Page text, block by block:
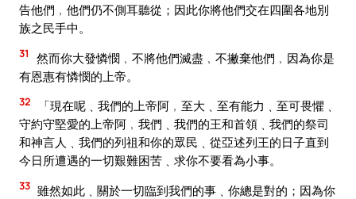
告他們﹐他們仍不側耳聽從；因此你將他們交在四圍各地別
族之民手中。
31
然而你大發憐憫﹐不將他們滅盡﹐不撇棄他們﹐因為你是
有恩惠有憐憫的上帝。
32
「現在呢﹑我們的上帝阿﹐至大﹑至有能力﹑至可畏懼﹑
守約守堅愛的上帝阿﹐我們﹑我們的王和首領﹑我們的祭司
和神言人﹑我們的列祖和你的眾民﹑從亞述列王的日子直到
今日所遭遇的一切艱難困苦﹑求你不要看為小事。
33 雖然如此﹑關於一切臨到我們的事﹑你總是對的；因為你